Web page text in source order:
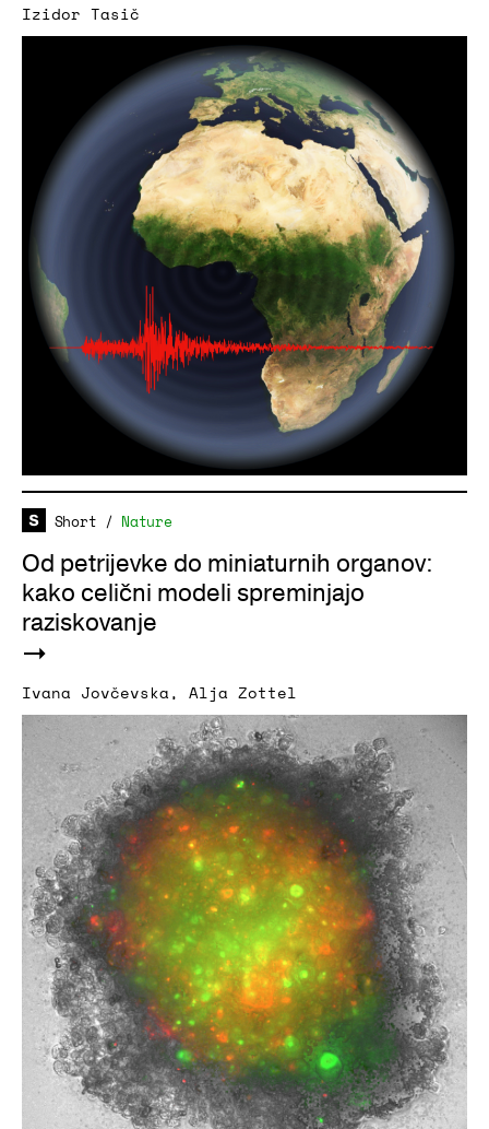
Izidor Tasič
Short / Nature
Od petrijevke do miniaturnih organov:
kako celični modeli spreminjajo
raziskovanje
Ivana Jovčevska, Alja Zottel